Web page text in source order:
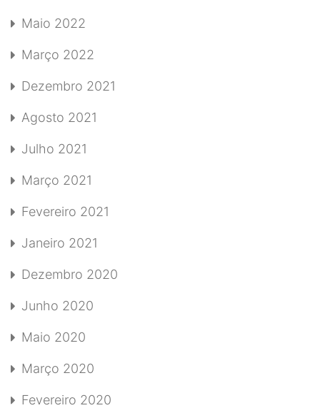
Maio 2022
Março 2022
Dezembro 2021
Agosto 2021
Julho 2021
Março 2021
Fevereiro 2021
Janeiro 2021
Dezembro 2020
Junho 2020
Maio 2020
Março 2020
Fevereiro 2020